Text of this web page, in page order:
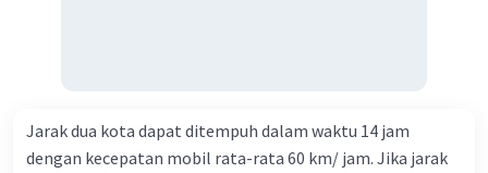
Jarak dua kota dapat ditempuh dalam waktu 14 jam
dengan kecepatan mobil rata-rata 60 km/ jam. Jika jarak